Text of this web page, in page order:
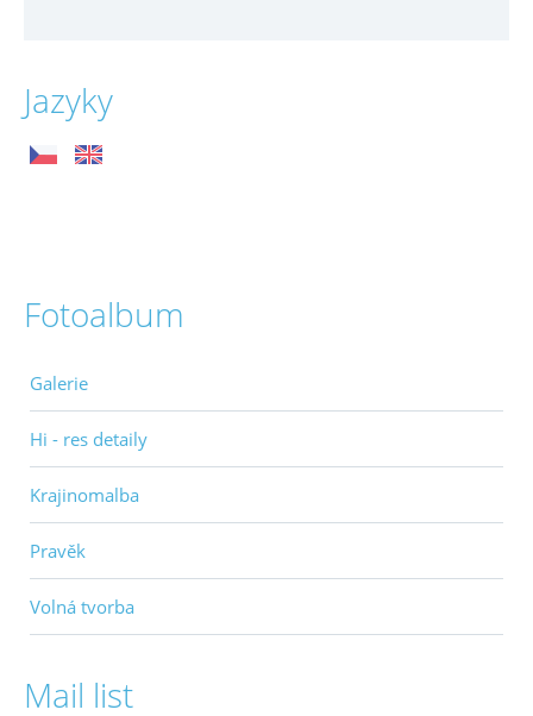
Jazyky
Fotoalbum
Galerie
Hi - res detaily
Krajinomalba
Pravěk
Volná tvorba
Mail list